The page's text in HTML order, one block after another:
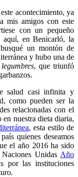
acontecimiento, ya
mis amigos con este
con un pequeño
aquí, en Benicarló, la
un montón de
y hubo una de
, que triunfó
salud casi infinita y
como pueden ser la
relacionadas con el
nuestra dieta diaria,
, esta estilo de
quienes deseamos
el año 2016 ha sido
Unidas Año
por las instituciones